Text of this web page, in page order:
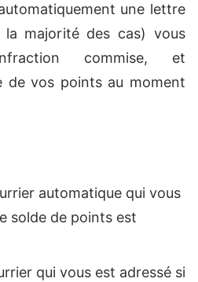
une lettre
la majorité des cas) vous
commise, et
de vos points au moment
automatique qui vous
solde de points est
qui vous est adressé si